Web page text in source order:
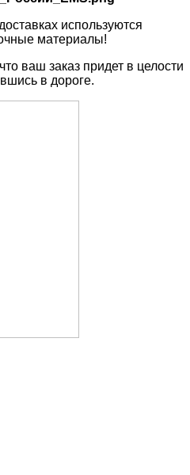
используются
материалы!
ваш заказ придет в целости
в дороге.